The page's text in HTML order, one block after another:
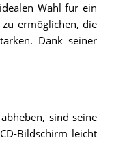
Wahl für ein
ermöglichen, die
Dank seiner
sind seine
Bildschirm leicht